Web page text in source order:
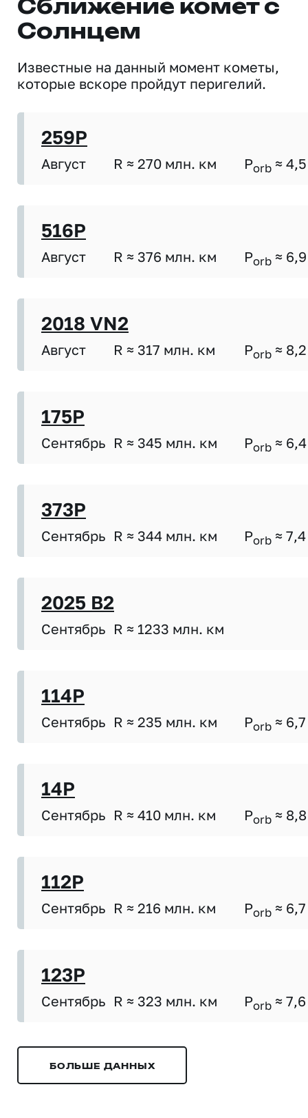
Сближение комет с
Солнцем
Известные на данный момент кометы,
которые вскоре пройдут перигелий.
259P
Август R ≈ 270 млн. км Porb ≈ 4,5
516P
Август R ≈ 376 млн. км Porb ≈ 6,9
2018 VN2
Август R ≈ 317 млн. км Porb ≈ 8,2
175P
Сентябрь R ≈ 345 млн. км Porb ≈ 6,4
373P
Сентябрь R ≈ 344 млн. км Porb ≈ 7,4
2025 B2
Сентябрь R ≈ 1233 млн. км
114P
Сентябрь R ≈ 235 млн. км Porb ≈ 6,7
14P
Сентябрь R ≈ 410 млн. км Porb ≈ 8,8
112P
Сентябрь R ≈ 216 млн. км Porb ≈ 6,7
123P
Сентябрь R ≈ 323 млн. км Porb ≈ 7,6
БОЛЬШЕ ДАННЫХ